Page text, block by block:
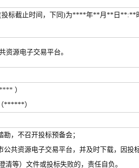
投标截止时间，下同)为****年**月**日**:**
资源电子交易平台。
）
******）
，不召开投标预备会；
公共资源电子交易平台，并及时下载，因投
清等）文件或投标失败的，责任自负。